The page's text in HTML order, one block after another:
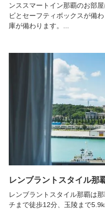
ンススマートイン那覇のお部
ビとセーフティボックスが備
庫が備わります。...
レンブラントスタイル那
レンブラントスタイル那覇は
チまで徒歩12分、玉陵まで